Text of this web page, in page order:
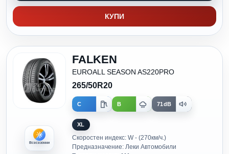
КУПИ
Всесезонни
FALKEN
EUROALL SEASON AS220PRO
265/50R20
C B 71dB
XL
Скоростен индекс: W - (270км/ч.)
Предназначение: Леки Автомобили